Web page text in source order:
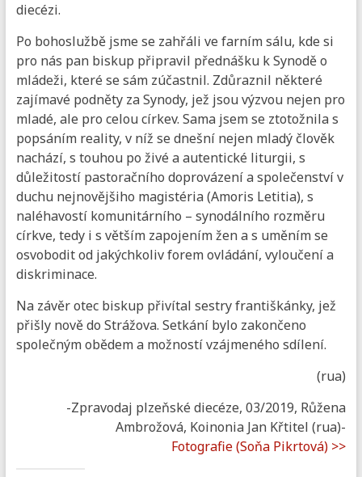
diecézi.
Po bohoslužbě jsme se zahřáli ve farním sálu, kde si
pro nás pan biskup připravil přednášku k Synodě o
mládeži, které se sám zúčastnil. Zdůraznil některé
zajímavé podněty za Synody, jež jsou výzvou nejen pro
mladé, ale pro celou církev. Sama jsem se ztotožnila s
popsáním reality, v níž se dnešní nejen mladý člověk
nachází, s touhou po živé a autentické liturgii, s
důležitostí pastoračního doprovázení a společenství v
duchu nejnovějšiho magistéria (Amoris Letitia), s
naléhavostí komunitárního – synodálního rozměru
církve, tedy i s větším zapojením žen a s uměním se
osvobodit od jakýchkoliv forem ovládání, vyloučení a
diskriminace.
Na závěr otec biskup přivítal sestry františkánky, jež
přišly nově do Strážova. Setkání bylo zakončeno
společným obědem a možností vzájmeného sdílení.
(rua)
-Zpravodaj plzeňské diecéze, 03/2019, Růžena
Ambrožová, Koinonia Jan Křtitel (rua)-
Fotografie (Soňa Pikrtová) >>